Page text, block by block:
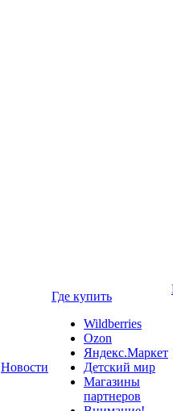
Новости
Где купить
Wildberries
Ozon
Яндекс.Маркет
Детский мир
Магазины
партнеров